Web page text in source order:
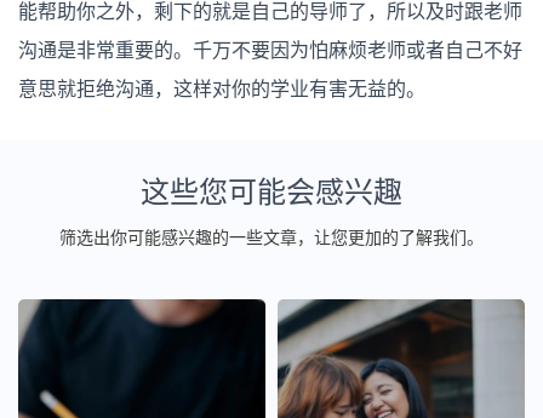
能帮助你之外，剩下的就是自己的导师了，所以及时跟老师
沟通是非常重要的。千万不要因为怕麻烦老师或者自己不好
意思就拒绝沟通，这样对你的学业有害无益的。
这些您可能会感兴趣
筛选出你可能感兴趣的一些文章，让您更加的了解我们。